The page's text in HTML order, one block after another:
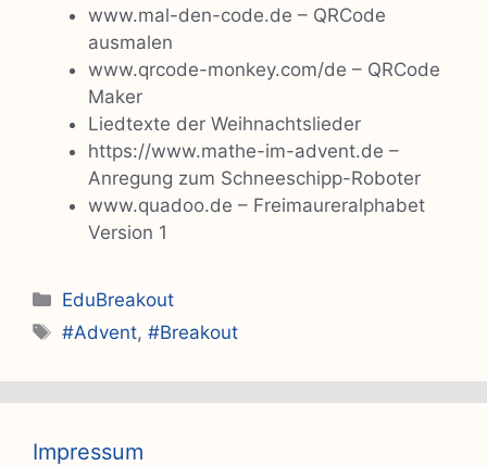
www.mal-den-code.de – QRCode
ausmalen
www.qrcode-monkey.com/de – QRCode
Maker
Liedtexte der Weihnachtslieder
https://www.mathe-im-advent.de –
Anregung zum Schneeschipp-Roboter
www.quadoo.de – Freimaureralphabet
Version 1
Kategorien
EduBreakout
Schlagwörter
#Advent,#Breakout
Impressum